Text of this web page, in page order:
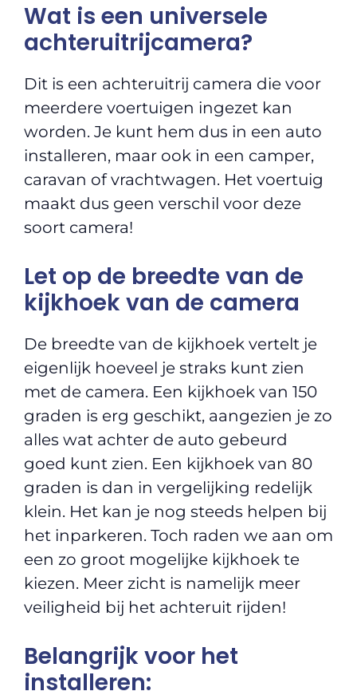
Wat is een universele
achteruitrijcamera?
Dit is een achteruitrij camera die voor
meerdere voertuigen ingezet kan
worden. Je kunt hem dus in een auto
installeren, maar ook in een camper,
caravan of vrachtwagen. Het voertuig
maakt dus geen verschil voor deze
soort camera!
Let op de breedte van de
kijkhoek van de camera
De breedte van de kijkhoek vertelt je
eigenlijk hoeveel je straks kunt zien
met de camera. Een kijkhoek van 150
graden is erg geschikt, aangezien je zo
alles wat achter de auto gebeurd
goed kunt zien. Een kijkhoek van 80
graden is dan in vergelijking redelijk
klein. Het kan je nog steeds helpen bij
het inparkeren. Toch raden we aan om
een zo groot mogelijke kijkhoek te
kiezen. Meer zicht is namelijk meer
veiligheid bij het achteruit rijden!
Belangrijk voor het
installeren: